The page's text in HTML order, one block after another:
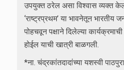
उपयुक्त ठरेल असा विश्वास व्यक्त
‘राष्ट्रप्रथम’ या भावनेतून भारतीय
पोहचवून पक्षाने दिलेल्या
होईल याची खात्री बाळगली.
*ना. चंद्रकांतदादांच्या यशस्वी